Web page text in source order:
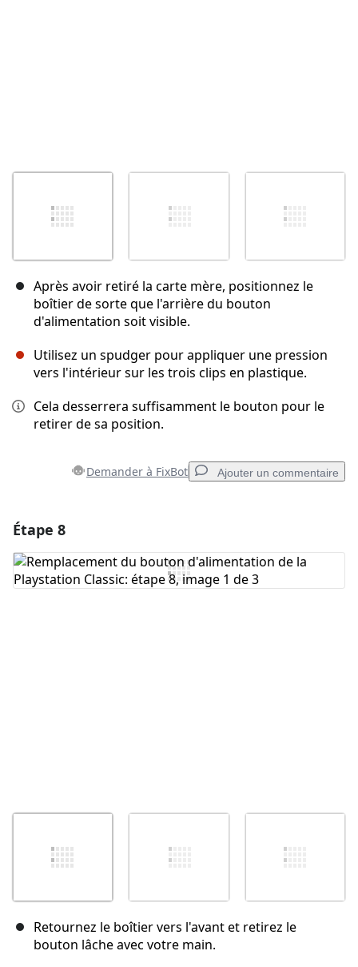
Après avoir retiré la carte mère, positionnez le
boîtier de sorte que l'arrière du bouton
d'alimentation soit visible.
Utilisez un spudger pour appliquer une pression
vers l'intérieur sur les trois clips en plastique.
Cela desserrera suffisamment le bouton pour le
retirer de sa position.
Demander à FixBot Ajouter un commentaire
Ajouter un commentaire
Étape 8
Retournez le boîtier vers l'avant et retirez le
bouton lâche avec votre main.